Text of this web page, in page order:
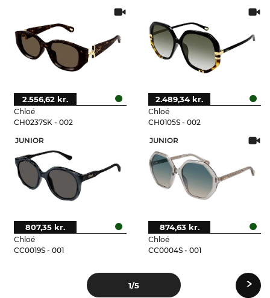
Chloé
CH0237SK - 002
2.556,62 kr.
Chloé
CH0105S - 002
2.489,34 kr.
JUNIOR
Chloé
CC0019S - 001
807,35 kr.
JUNIOR
Chloé
CC0004S - 001
874,63 kr.
1/5 ›